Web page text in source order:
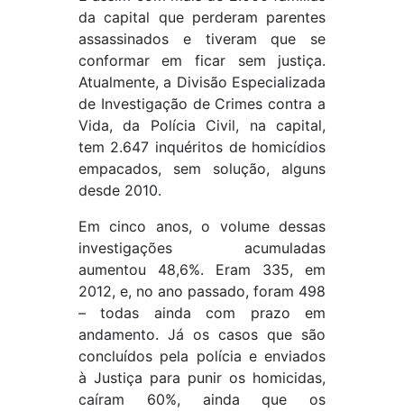
da capital que perderam parentes
assassinados e tiveram que se
conformar em ficar sem justiça.
Atualmente, a Divisão Especializada
de Investigação de Crimes contra a
Vida, da Polícia Civil, na capital,
tem 2.647 inquéritos de homicídios
empacados, sem solução, alguns
desde 2010.
Em cinco anos, o volume dessas
investigações acumuladas
aumentou 48,6%. Eram 335, em
2012, e, no ano passado, foram 498
– todas ainda com prazo em
andamento. Já os casos que são
concluídos pela polícia e enviados
à Justiça para punir os homicidas,
caíram 60%, ainda que os